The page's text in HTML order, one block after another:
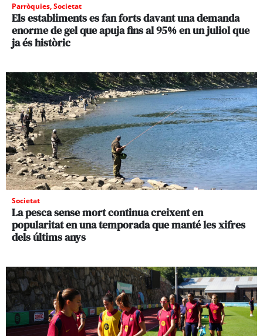
Parròquies,Societat
Els establiments es fan forts davant una demanda
enorme de gel que apuja fins al 95% en un juliol que
ja és històric
Societat
La pesca sense mort continua creixent en
popularitat en una temporada que manté les xifres
dels últims anys